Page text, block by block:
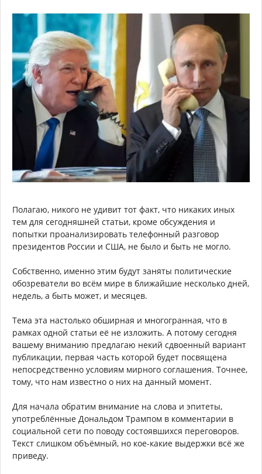
Полагаю, никого не удивит тот факт, что никаких иных
тем для сегодняшней статьи, кроме обсуждения и
попытки проанализировать телефонный разговор
президентов России и США, не было и быть не могло.
Собственно, именно этим будут заняты политические
обозреватели во всём мире в ближайшие несколько дней,
недель, а быть может, и месяцев.
Тема эта настолько обширная и многогранная, что в
рамках одной статьи её не изложить. А потому сегодня
вашему вниманию предлагаю некий сдвоенный вариант
публикации, первая часть которой будет посвящена
непосредственно условиям мирного соглашения. Точнее,
тому, что нам известно о них на данный момент.
Для начала обратим внимание на слова и эпитеты,
употреблённые Дональдом Трампом в комментарии в
социальной сети по поводу состоявшихся переговоров.
Текст слишком объёмный, но кое-какие выдержки всё же
приведу.